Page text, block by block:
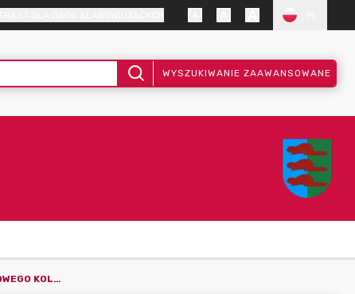
WYSZUKIWANIE ZAAWANSOWANE
OBWIESZCZENIE SAMORZĄDOWEGO KOLEGIUM ODWOŁAWCZEGO W KATOWICACH